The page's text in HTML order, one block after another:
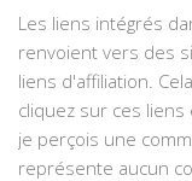
Les liens intégrés
renvoient vers des
liens d'affiliation.
cliquez sur ces
je perçois une
représente aucun